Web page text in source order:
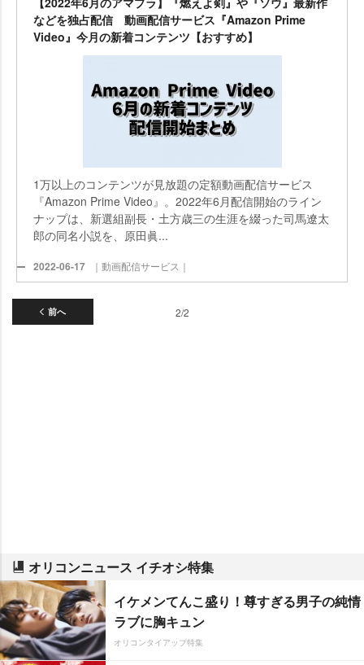
などを独占配信 動画配信サービス『Amazon Prime
Video』今月の新着コンテンツ【おすすめ】
1万以上のコンテンツが見放題の定額動画配信サービス
『Amazon Prime Video』。2022年6月配信開始のライン
ナップは、新選組副長・土方歳三の生涯を綴った司馬遼太
郎の同名小説を、原田眞...
2022-06-17 ｜動画配信サービス｜
前へ 2/2
オリコンニュース イチオシ特集
イケメンてんこ盛り！尊すぎる男子の純情
ラブに胸キュン
オリコンタイアップ特集